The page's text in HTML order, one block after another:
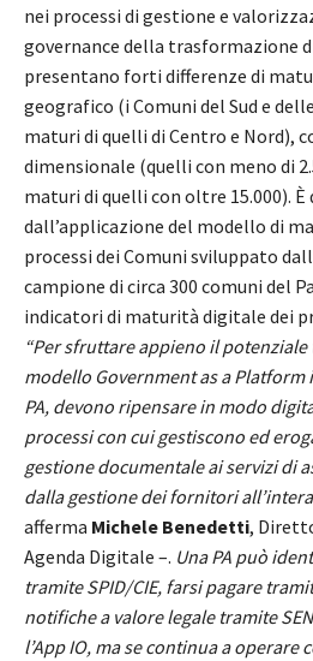
nei processi di gestione e
governance della trasformazione
presentano forti differenze di
geografico (i Comuni del Sud e
maturi di quelli di Centro e Nord),
dimensionale (quelli con meno di
maturi di quelli con oltre 15.000).
dall’applicazione del modello di
processi dei Comuni sviluppato
campione di circa 300 comuni del
indicatori di maturità digitale dei
“Per sfruttare appieno il
modello Government as a Platformi
PA, devono ripensare in modo
processi con cui gestiscono ed
gestione documentale ai servizi di
dalla gestione dei fornitori
afferma Michele Benedetti,
Agenda Digitale –. Una PA può
tramite SPID/CIE, farsi pagare
notifiche a valore legale tramite
l’App IO, ma se continua a operare